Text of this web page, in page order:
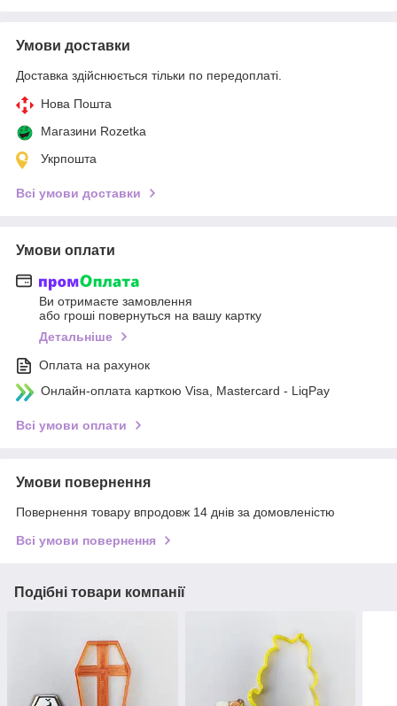
Умови доставки
Доставка здійснюється тільки по передоплаті.
Нова Пошта
Магазини Rozetka
Укрпошта
Всі умови доставки
Умови оплати
Ви отримаєте замовлення
або гроші повернуться на вашу картку
Детальніше
Оплата на рахунок
Онлайн-оплата карткою Visa, Mastercard - LiqPay
Всі умови оплати
Умови повернення
Повернення товару впродовж 14 днів за домовленістю
Всі умови повернення
Подібні товари компанії